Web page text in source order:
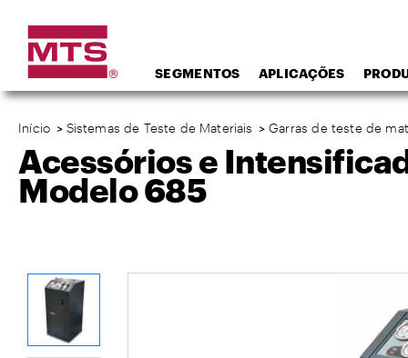
SEGMENTOS APLICAÇÕES
Início > Sistemas de Teste de Materiais >Garras de teste de
Acessórios e
Modelo 685